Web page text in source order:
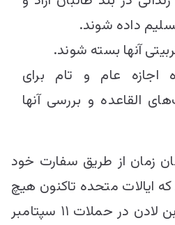
داده شوند.
آنها بسته شوند.
اجازه عام و تام برای
القاعده و بررسی آنها
زمان از طریق سفارت خود
ایالات متحده تاکنون هیچ
سندی مبنی بر شرکت بن لادن در حملات ۱۱ سپتامبر